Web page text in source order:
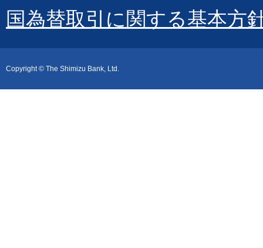
国為替取引に関する基本方
Copyright © The Shimizu Bank, Ltd.